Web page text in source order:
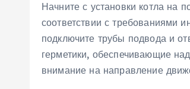
Начните с установки котла на
соответствии с требованиями
подключите трубы подвода и
герметики, обеспечивающие
внимание на направление